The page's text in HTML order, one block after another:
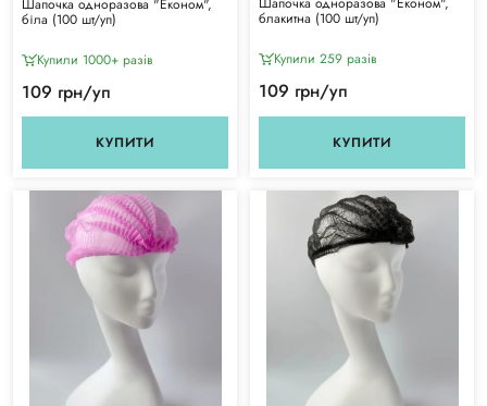
Шапочка одноразова "Економ",
біла (100 шт/уп)
Купили 1000+ разiв
109 грн/уп
КУПИТИ
блакитна (100 шт/уп)
Купили 259 разiв
109 грн/уп
КУПИТИ